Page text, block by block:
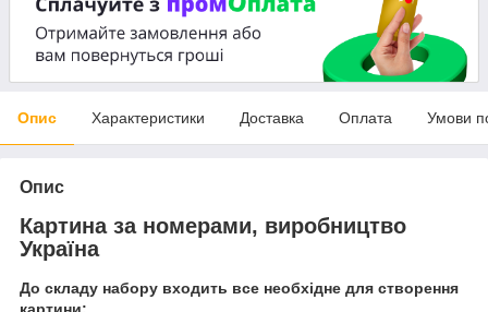
Опис Характеристики Доставка Оплата Умови
Опис
Картина за номерами, виробництво
Україна
До складу набору входить все необхідне для створення